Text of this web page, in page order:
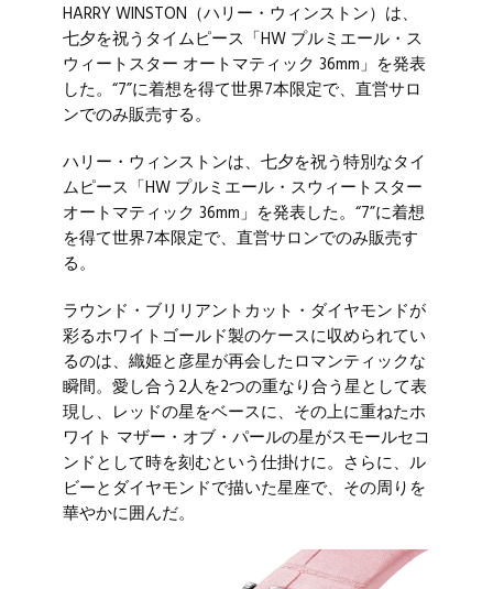
HARRY WINSTON（ハリー・ウィンストン）は、
七夕を祝うタイムピース「HW プルミエール・ス
ウィートスター オートマティック 36mm」を発表
した。“7”に着想を得て世界7本限定で、直営サロ
ンでのみ販売する。
ハリー・ウィンストンは、七夕を祝う特別なタイ
ムピース「HW プルミエール・スウィートスター
オートマティック 36mm」を発表した。“7”に着想
を得て世界7本限定で、直営サロンでのみ販売す
る。
ラウンド・ブリリアントカット・ダイヤモンドが
彩るホワイトゴールド製のケースに収められてい
るのは、織姫と彦星が再会したロマンティックな
瞬間。愛し合う2人を2つの重なり合う星として表
現し、レッドの星をベースに、その上に重ねたホ
ワイト マザー・オブ・パールの星がスモールセコ
ンドとして時を刻むという仕掛けに。さらに、ル
ビーとダイヤモンドで描いた星座で、その周りを
華やかに囲んだ。